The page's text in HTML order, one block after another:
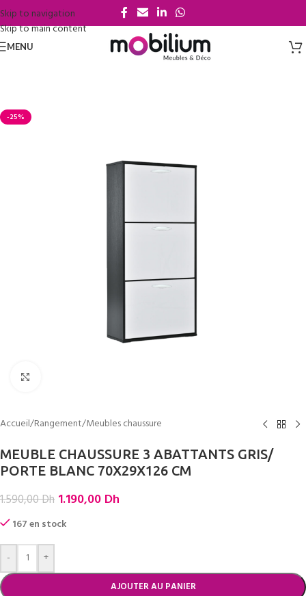
Skip to navigation
Skip to main content
MENU
-25%
Accueil/Rangement/Meubles chaussure
MEUBLE CHAUSSURE 3 ABATTANTS GRIS/
PORTE BLANC 70X29X126 CM
1.590,00Dh 1.190,00 Dh
167 en stock
- +
AJOUTER AU PANIER